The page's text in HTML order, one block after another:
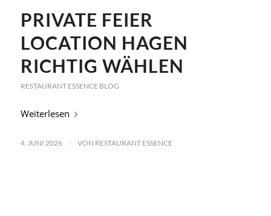
PRIVATE FEIER
LOCATION HAGEN
RICHTIG WÄHLEN
RESTAURANT ESSENCE BLOG
Weiterlesen
4. JUNI 2026 / VON RESTAURANT ESSENCE